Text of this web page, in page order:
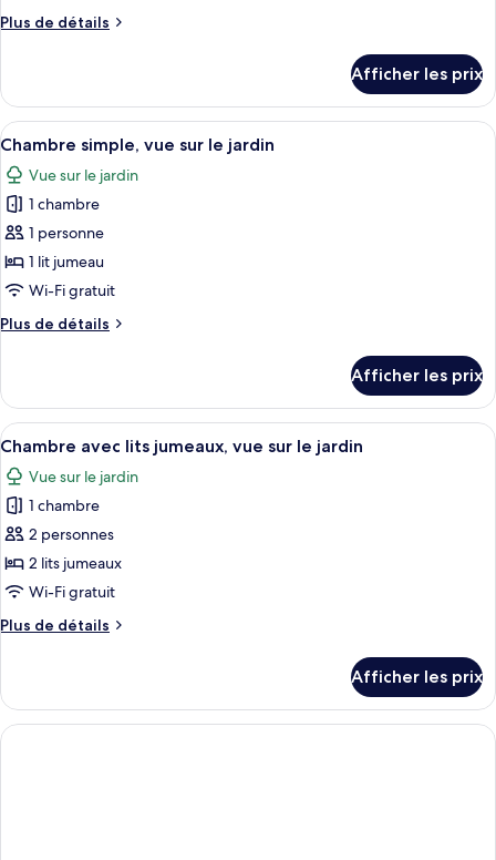
chambre :
vue
sur
le
jardin
Plus de détails
Plus
Chambre
double,
vue
sur
le
jardin
Afficher les prix
Afficher
toutes
les
photos
pour
ce
type
chambre :
vue
sur
le
jardin
Un espace extérieur aménagé pour
10
Chambre simple, vue sur le jardin
Vue sur le jardin
1 chambre
1 personne
1 lit jumeau
Wi-Fi gratuit
Plus de détails
Plus
Chambre
simple,
vue
sur
le
jardin
Afficher les prix
Afficher
toutes
les
photos
pour
ce
type
chambre :
lits
jumeaux,
Un espace extérieur aménagé pour
12
Chambre avec lits jumeaux, vue sur le jardin
Vue sur le jardin
1 chambre
2 personnes
2 lits jumeaux
Wi-Fi gratuit
Plus de détails
Plus
Chambre
avec
lits
Afficher les prix